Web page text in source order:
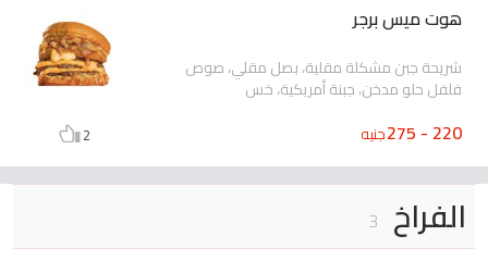
هوت ميس برجر
شريحة جبن مشكلة مقلية، بصل مقلي، صوص
فلفل حلو مدخن، جبنة أمريكية، خس
220 - 275 جنيه 2
الفراخ 3